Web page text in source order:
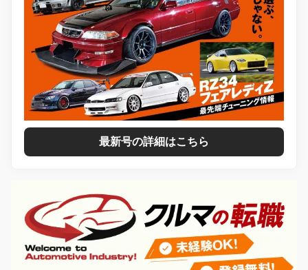
最新号の詳細はこちら